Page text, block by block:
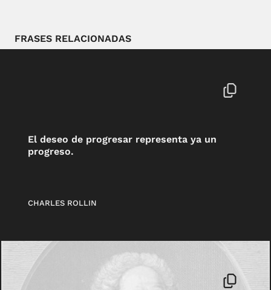
FRASES RELACIONADAS
El deseo de progresar representa ya un
progreso.
CHARLES ROLLIN